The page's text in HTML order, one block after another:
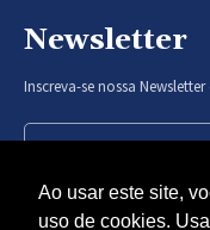
Newsletter
Inscreva-se nossa
Ao usar este site,
uso de cookies.